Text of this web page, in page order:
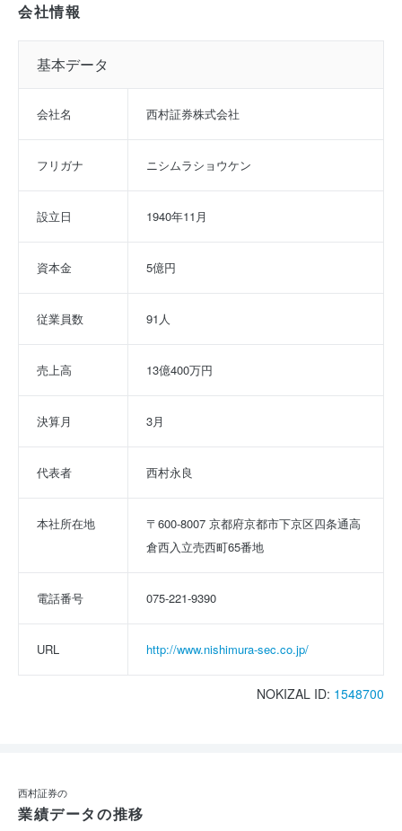
会社情報
基本データ
会社名 西村証券株式会社
フリガナ ニシムラショウケン
設立日 1940年11月
資本金 5億円
従業員数 91人
売上高 13億400万円
決算月 3月
代表者 西村永良
本社所在地
〒600-8007 京都府京都市下京区四条通高
倉西入立売西町65番地
電話番号 075-221-9390
URL http://www.nishimura-sec.co.jp/
NOKIZAL ID: 1548700
西村証券の
業績データの推移